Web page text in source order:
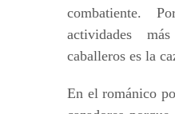
combatiente.
actividades
caballeros es la
En el románico